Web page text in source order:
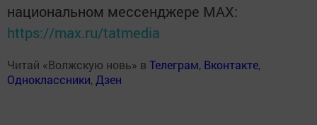
национальном мессенджере MАХ:
https://max.ru/tatmedia
Читай «Волжскую новь» в Телеграм, Вконтакте,
Одноклассники,Дзен